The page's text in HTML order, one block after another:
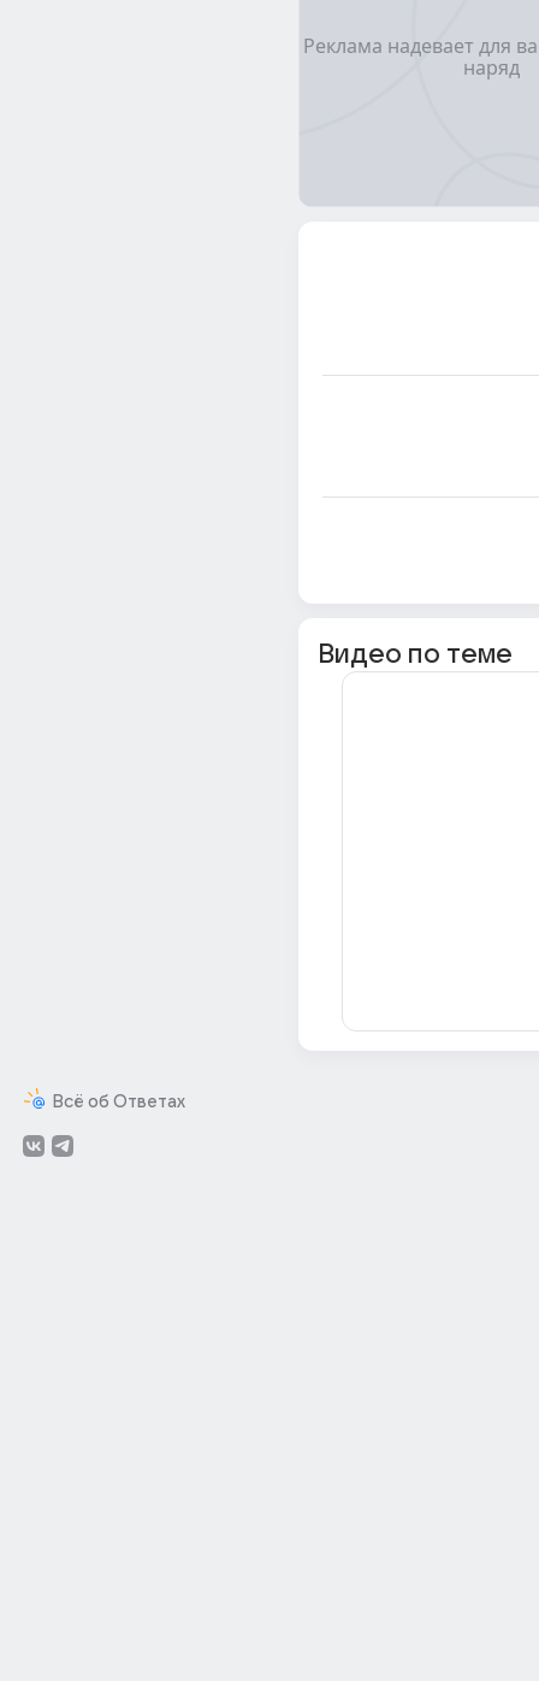
Всё об Ответах
Видео по теме